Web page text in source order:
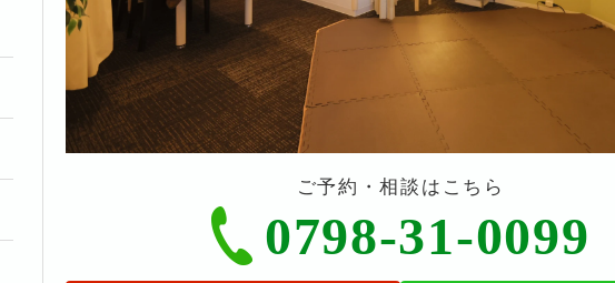
ご予約・相談はこちら
0798-31-0099